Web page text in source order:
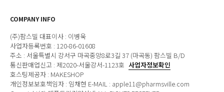
COMPANY INFO
(주)팜스빌 대표이사 : 이병욱
사업자등록번호 : 120-86-01608
주소 : 서울특별시 강서구 마곡중앙8로3길 37 (마곡동) 팜스빌 B/D
통신판매업신고 : 제2020-서울강서-1123호 사업자정보확인
호스팅제공자 : MAKESHOP
개인정보보호책임자 : 임채현 E-MAIL : apple11@pharmsville.com